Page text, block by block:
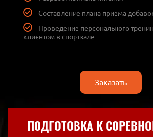
Составление плана приема
Проведение персонального
клиентом в спортзале
Заказать
ПОДГОТОВКА К